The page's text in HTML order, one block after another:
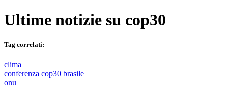
Ultime notizie su cop30
Tag correlati:
clima
conferenza cop30 brasile
onu